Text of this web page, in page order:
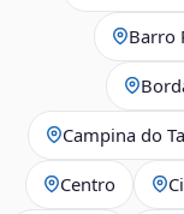
Barro
Campina do
Centro